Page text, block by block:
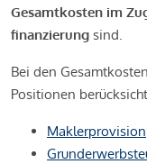
Gesamtkosten im
finanzierung sind.
Bei den
Positionen
Maklerprovision